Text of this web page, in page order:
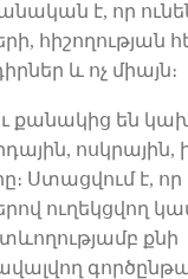
է, որ
, հիշողության
և ոչ միայն։
քանակից են
, ոսկրային,
Ստացվում է, որ
ուղեկցվող
տևողությամբ քնի